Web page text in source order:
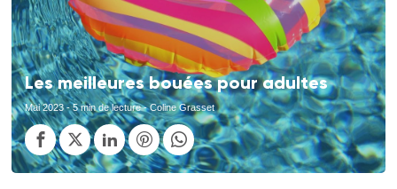
Les meilleures bouées pour adultes
Mai 2023- 5 min de lecture - Coline Grasset